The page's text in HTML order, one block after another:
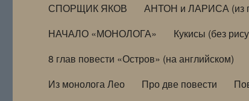
СПОРЩИК ЯКОВ АНТОН и ЛАРИСА (из
НАЧАЛО «МОНОЛОГА»
Кукисы (без
8 глав повести «Остров» (на английском)
Из монолога Лео
Про две повести